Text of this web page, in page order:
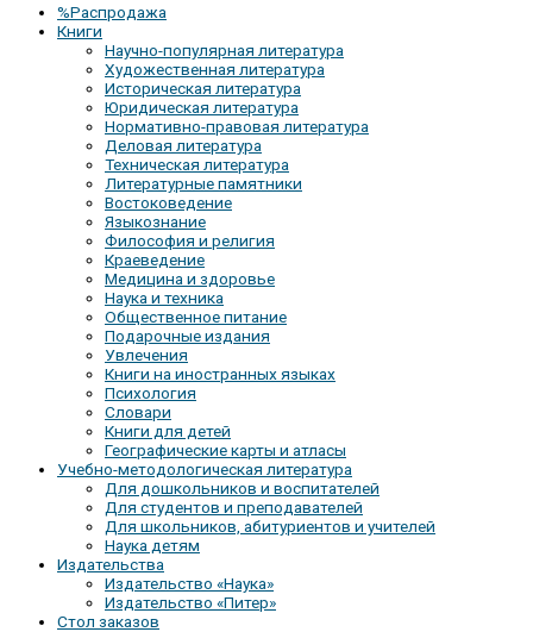
%Распродажа
Книги
Научно-популярная литература
Художественная литература
Историческая литература
Юридическая литература
Нормативно-правовая литература
Деловая литература
Техническая литература
Литературные памятники
Востоковедение
Языкознание
Философия и религия
Краеведение
Медицина и здоровье
Наука и техника
Общественное питание
Подарочные издания
Увлечения
Книги на иностранных языках
Психология
Словари
Книги для детей
Географические карты и атласы
Учебно-методологическая литература
Для дошкольников и воспитателей
Для студентов и преподавателей
Для школьников, абитуриентов и учителей
Наука детям
Издательства
Издательство «Наука»
Издательство «Питер»
Стол заказов